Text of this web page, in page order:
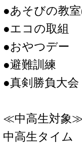
●あそびの教
●エコの取組
●おやつデー
●避難訓練
●真剣勝負大会
≪中高生対象
中高生タイム